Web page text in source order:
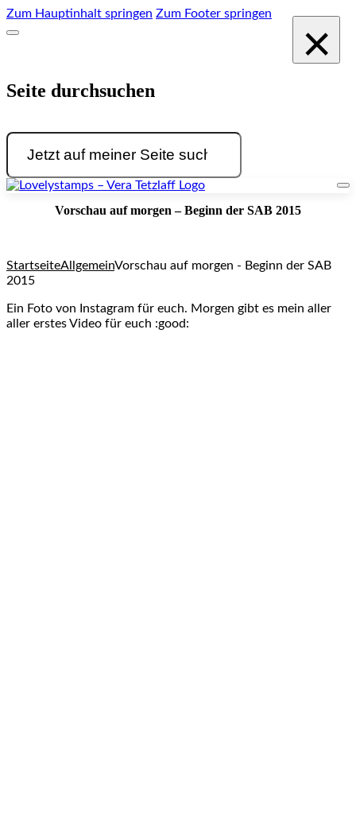
Zum Hauptinhalt springen Zum Footer springen
Seite durchsuchen
Suchen
×
Vorschau auf morgen – Beginn der SAB 2015
StartseiteAllgemeinVorschau auf morgen - Beginn der SAB
2015
Ein Foto von Instagram für euch. Morgen gibt es mein aller
aller erstes Video für euch :good: